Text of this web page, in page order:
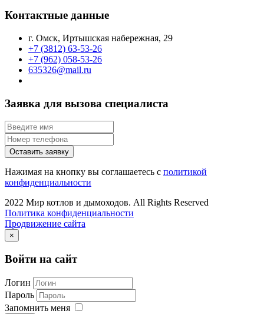
Контактные данные
г. Омск, Иртышская набережная, 29
+7 (3812) 63-53-26
+7 (962) 058-53-26
635326@mail.ru
Заявка для вызова специалиста
Оставить заявку
Нажимая на кнопку вы соглашаетесь с политикой
конфиденциальности
2022 Мир котлов и дымоходов. All Rights Reserved
Политика конфиденциальности
Продвижение сайта
×
Войти на сайт
Логин
Пароль
Запомнить меня